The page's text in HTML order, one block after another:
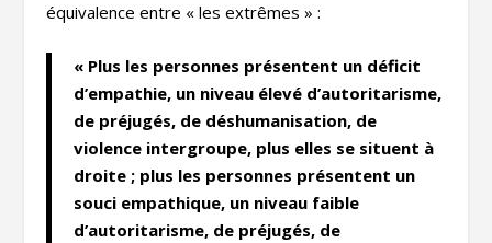
équivalence entre « les extrêmes » :
« Plus les personnes présentent un déficit
d’empathie, un niveau élevé d’autoritarisme,
de préjugés, de déshumanisation, de
violence intergroupe, plus elles se situent à
droite ; plus les personnes présentent un
souci empathique, un niveau faible
d’autoritarisme, de préjugés, de